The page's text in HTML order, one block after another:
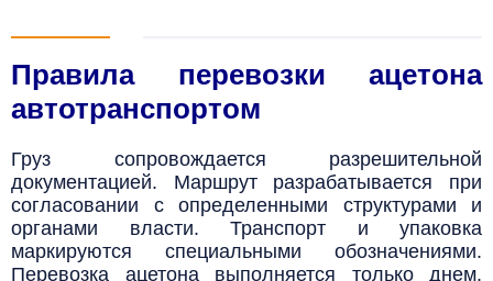
Правила перевозки ацетона
автотранспортом
Груз сопровождается разрешительной
документацией. Маршрут разрабатывается при
согласовании с определенными структурами и
органами власти. Транспорт и упаковка
маркируются специальными обозначениями.
Перевозка ацетона выполняется только днем.